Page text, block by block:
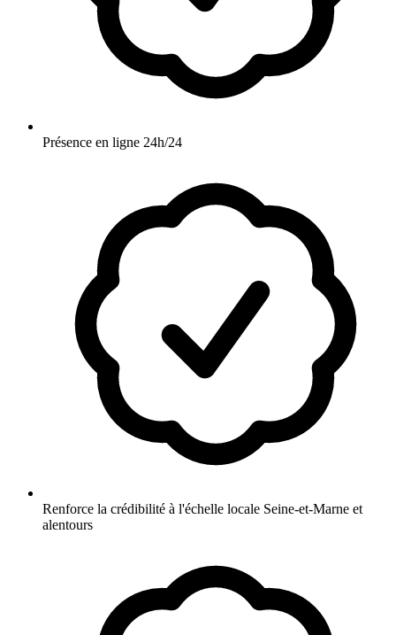
Présence en ligne 24h/24
Renforce la crédibilité à l'échelle locale Seine-et-Marne et
alentours